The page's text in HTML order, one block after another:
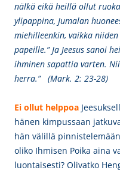
nälkä eikä heillä ollut
ylipappina, Jumalan
miehilleenkin, vaikka
papeille.” Ja Jeesus sanoi
ihminen sapattia varten.
herra.” (Mark. 2: 23-28)
Ei ollut helppoa
hänen kimpussaan
hän välillä
oliko Ihmisen Poika aina
luontaisesti? Olivatko